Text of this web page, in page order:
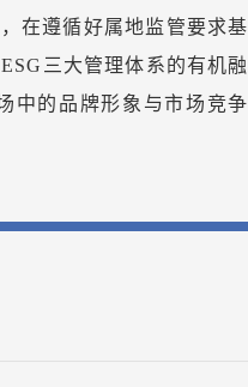
在遵循好属地监管要求基
三大管理体系的有机融
中的品牌形象与市场竞争